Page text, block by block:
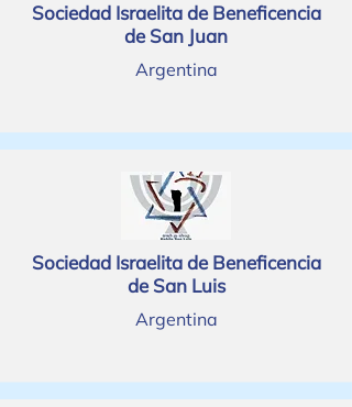
Sociedad Israelita de Beneficencia
de San Juan
Argentina
Sociedad Israelita de Beneficencia
de San Luis
Argentina